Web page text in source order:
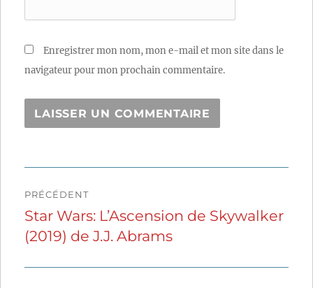
Enregistrer mon nom, mon e-mail et mon site dans le
navigateur pour mon prochain commentaire.
de
l’article
PRÉCÉDENT
Publication
précédente :
Star Wars: L’Ascension de Skywalker
(2019) de J.J. Abrams